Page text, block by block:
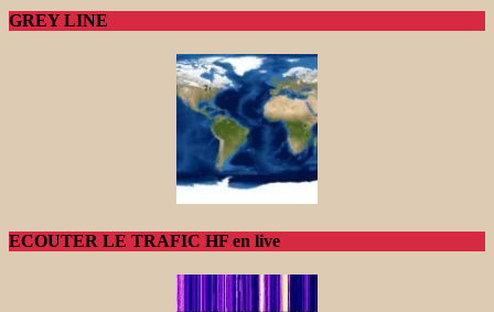
GREY LINE
ECOUTER LE TRAFIC HF en live